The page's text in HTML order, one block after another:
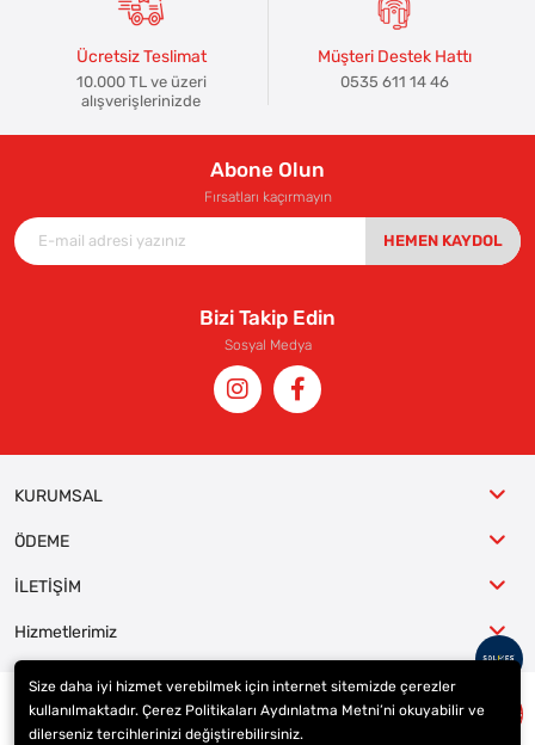
Ücretsiz Teslimat
10.000 TL ve üzeri
alışverişlerinizde
Müşteri Destek Hattı
0535 611 14 46
Abone Olun
Fırsatları kaçırmayın
HEMEN KAYDOL
Bizi Takip Edin
Sosyal Medya
KURUMSAL
ÖDEME
İLETİŞİM
Hizmetlerimiz
© 2023ER-LAS Oto Jant ve Lastik - Yunus ULAŞ
Size daha iyi hizmet verebilmek için internet sitemizde çerezler
kullanılmaktadır. Çerez Politikaları Aydınlatma Metni’ni okuyabilir ve
dilerseniz tercihlerinizi değiştirebilirsiniz.